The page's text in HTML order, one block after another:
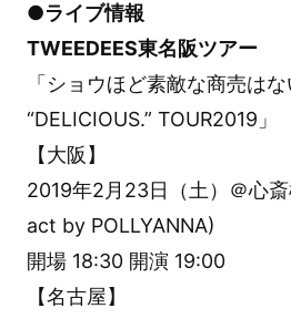
●ライブ情報
TWEEDEES東名阪ツアー
「ショウほど素敵な商売は
“DELICIOUS.” TOUR2019」
【大阪】
2019年2月23日（土）＠心
act by POLLYANNA)
開場 18:30 開演 19:00
【名古屋】